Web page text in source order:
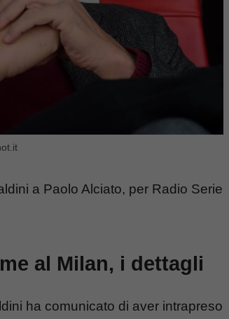
a Paolo Alciato, per Radio Serie
al Milan, i dettagli
ha comunicato di aver intrapreso